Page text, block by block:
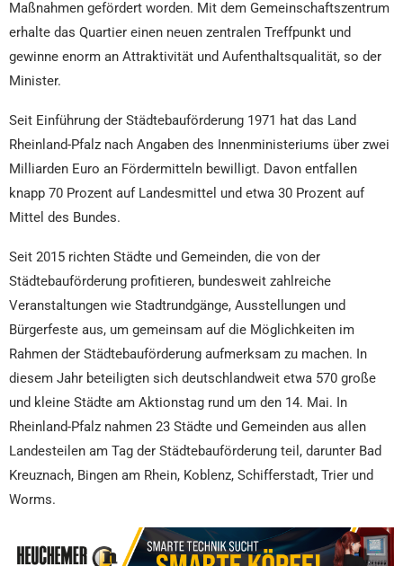
Maßnahmen gefördert worden. Mit dem Gemeinschaftszentrum
erhalte das Quartier einen neuen zentralen Treffpunkt und
gewinne enorm an Attraktivität und Aufenthaltsqualität, so der
Minister.
Seit Einführung der Städtebauförderung 1971 hat das Land
Rheinland-Pfalz nach Angaben des Innenministeriums über zwei
Milliarden Euro an Fördermitteln bewilligt. Davon entfallen
knapp 70 Prozent auf Landesmittel und etwa 30 Prozent auf
Mittel des Bundes.
Seit 2015 richten Städte und Gemeinden, die von der
Städtebauförderung profitieren, bundesweit zahlreiche
Veranstaltungen wie Stadtrundgänge, Ausstellungen und
Bürgerfeste aus, um gemeinsam auf die Möglichkeiten im
Rahmen der Städtebauförderung aufmerksam zu machen. In
diesem Jahr beteiligten sich deutschlandweit etwa 570 große
und kleine Städte am Aktionstag rund um den 14. Mai. In
Rheinland-Pfalz nahmen 23 Städte und Gemeinden aus allen
Landesteilen am Tag der Städtebauförderung teil, darunter Bad
Kreuznach, Bingen am Rhein, Koblenz, Schifferstadt, Trier und
Worms.